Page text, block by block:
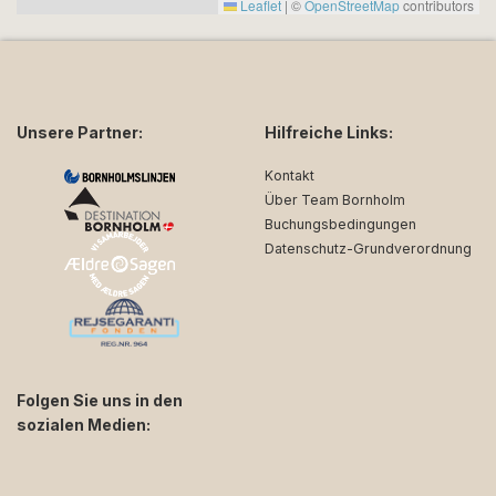
Leaflet | ©OpenStreetMapcontributors
Unsere Partner:
Folgen Sie uns in den
sozialen Medien:
Hilfreiche Links:
Kontakt
Über Team Bornholm
Buchungsbedingungen
Datenschutz-Grundverordnung